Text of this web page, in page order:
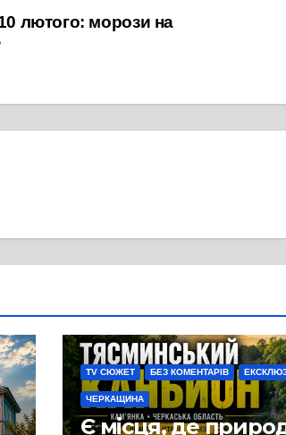
лютого: морози на
TV СЮЖЕТ БЕЗ КОМЕНТАРІВ
ЧЕРКАЩИНА
Є місця, де